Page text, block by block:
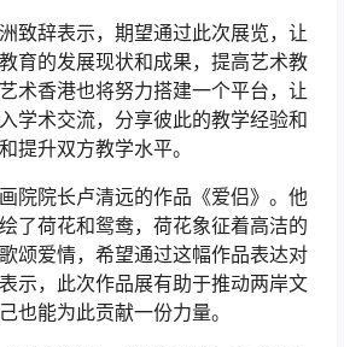
致辞表示，期望通过此次展览，让
育的发展现状和成果，提高艺术教
术香港也将努力搭建一个平台，让
学术交流，分享彼此的教学经验和
提升双方教学水平。
院院长卢清远的作品《爱侣》。他
了荷花和鸳鸯，荷花象征着高洁的
颂爱情，希望通过这幅作品表达对
示，此次作品展有助于推动两岸文
也能为此贡献一份力量。